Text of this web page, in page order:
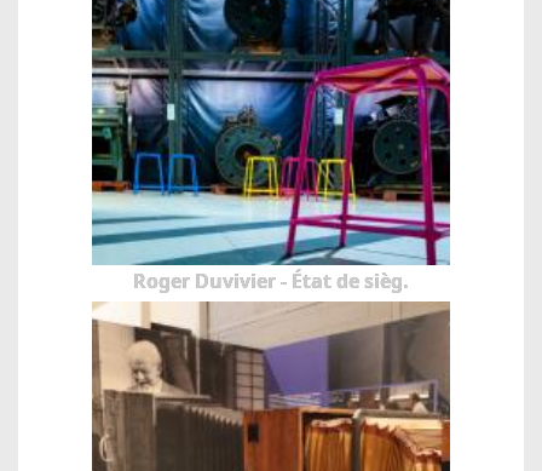
Roger Duvivier - État de sièg.